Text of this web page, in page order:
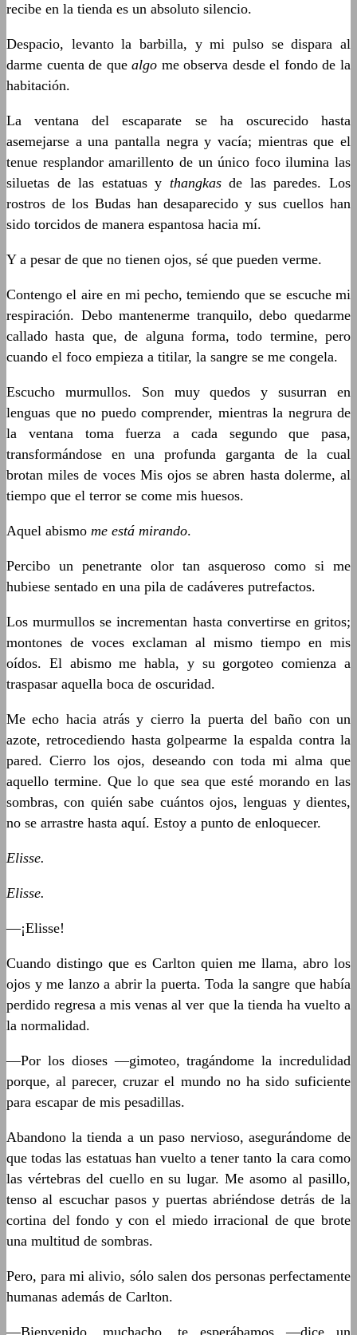
recibe en la tienda es un absoluto silencio.
Despacio, levanto la barbilla, y mi pulso se dispara al
darme cuenta de quealgo me observa desde el fondo de la
habitación.
La ventana del escaparate se ha oscurecido hasta
asemejarse a una pantalla negra y vacía; mientras que el
tenue resplandor amarillento de un único foco ilumina las
siluetas de las estatuas y thangkasde las paredes. Los
rostros de los Budas han desaparecido y sus cuellos han
sido torcidos de manera espantosa hacia mí.
Y a pesar de que no tienen ojos, sé que pueden verme.
Contengo el aire en mi pecho, temiendo que se escuche mi
respiración. Debo mantenerme tranquilo, debo quedarme
callado hasta que, de alguna forma, todo termine, pero
cuando el foco empieza a titilar, la sangre se me congela.
Escucho murmullos. Son muy quedos y susurran en
lenguas que no puedo comprender, mientras la negrura de
la ventana toma fuerza a cada segundo que pasa,
transformándose en una profunda garganta de la cual
brotan miles de voces Mis ojos se abren hasta dolerme, al
tiempo que el terror se come mis huesos.
Aquel abismo me está mirando.
Percibo un penetrante olor tan asqueroso como si me
hubiese sentado en una pila de cadáveres putrefactos.
Los murmullos se incrementan hasta convertirse en gritos;
montones de voces exclaman al mismo tiempo en mis
oídos. El abismo me habla, y su gorgoteo comienza a
traspasar aquella boca de oscuridad.
Me echo hacia atrás y cierro la puerta del baño con un
azote, retrocediendo hasta golpearme la espalda contra la
pared. Cierro los ojos, deseando con toda mi alma que
aquello termine. Que lo que sea que esté morando en las
sombras, con quién sabe cuántos ojos, lenguas y dientes,
no se arrastre hasta aquí. Estoy a punto de enloquecer.
Elisse.
Elisse.
—¡Elisse!
Cuando distingo que es Carlton quien me llama, abro los
ojos y me lanzo a abrir la puerta. Toda la sangre que había
perdido regresa a mis venas al ver que la tienda ha vuelto a
la normalidad.
—Por los dioses —gimoteo, tragándome la incredulidad
porque, al parecer, cruzar el mundo no ha sido suficiente
para escapar de mis pesadillas.
Abandono la tienda a un paso nervioso, asegurándome de
que todas las estatuas han vuelto a tener tanto la cara como
las vértebras del cuello en su lugar. Me asomo al pasillo,
tenso al escuchar pasos y puertas abriéndose detrás de la
cortina del fondo y con el miedo irracional de que brote
una multitud de sombras.
Pero, para mi alivio, sólo salen dos personas perfectamente
humanas además de Carlton.
—Bienvenido, muchacho, te esperábamos —dice un